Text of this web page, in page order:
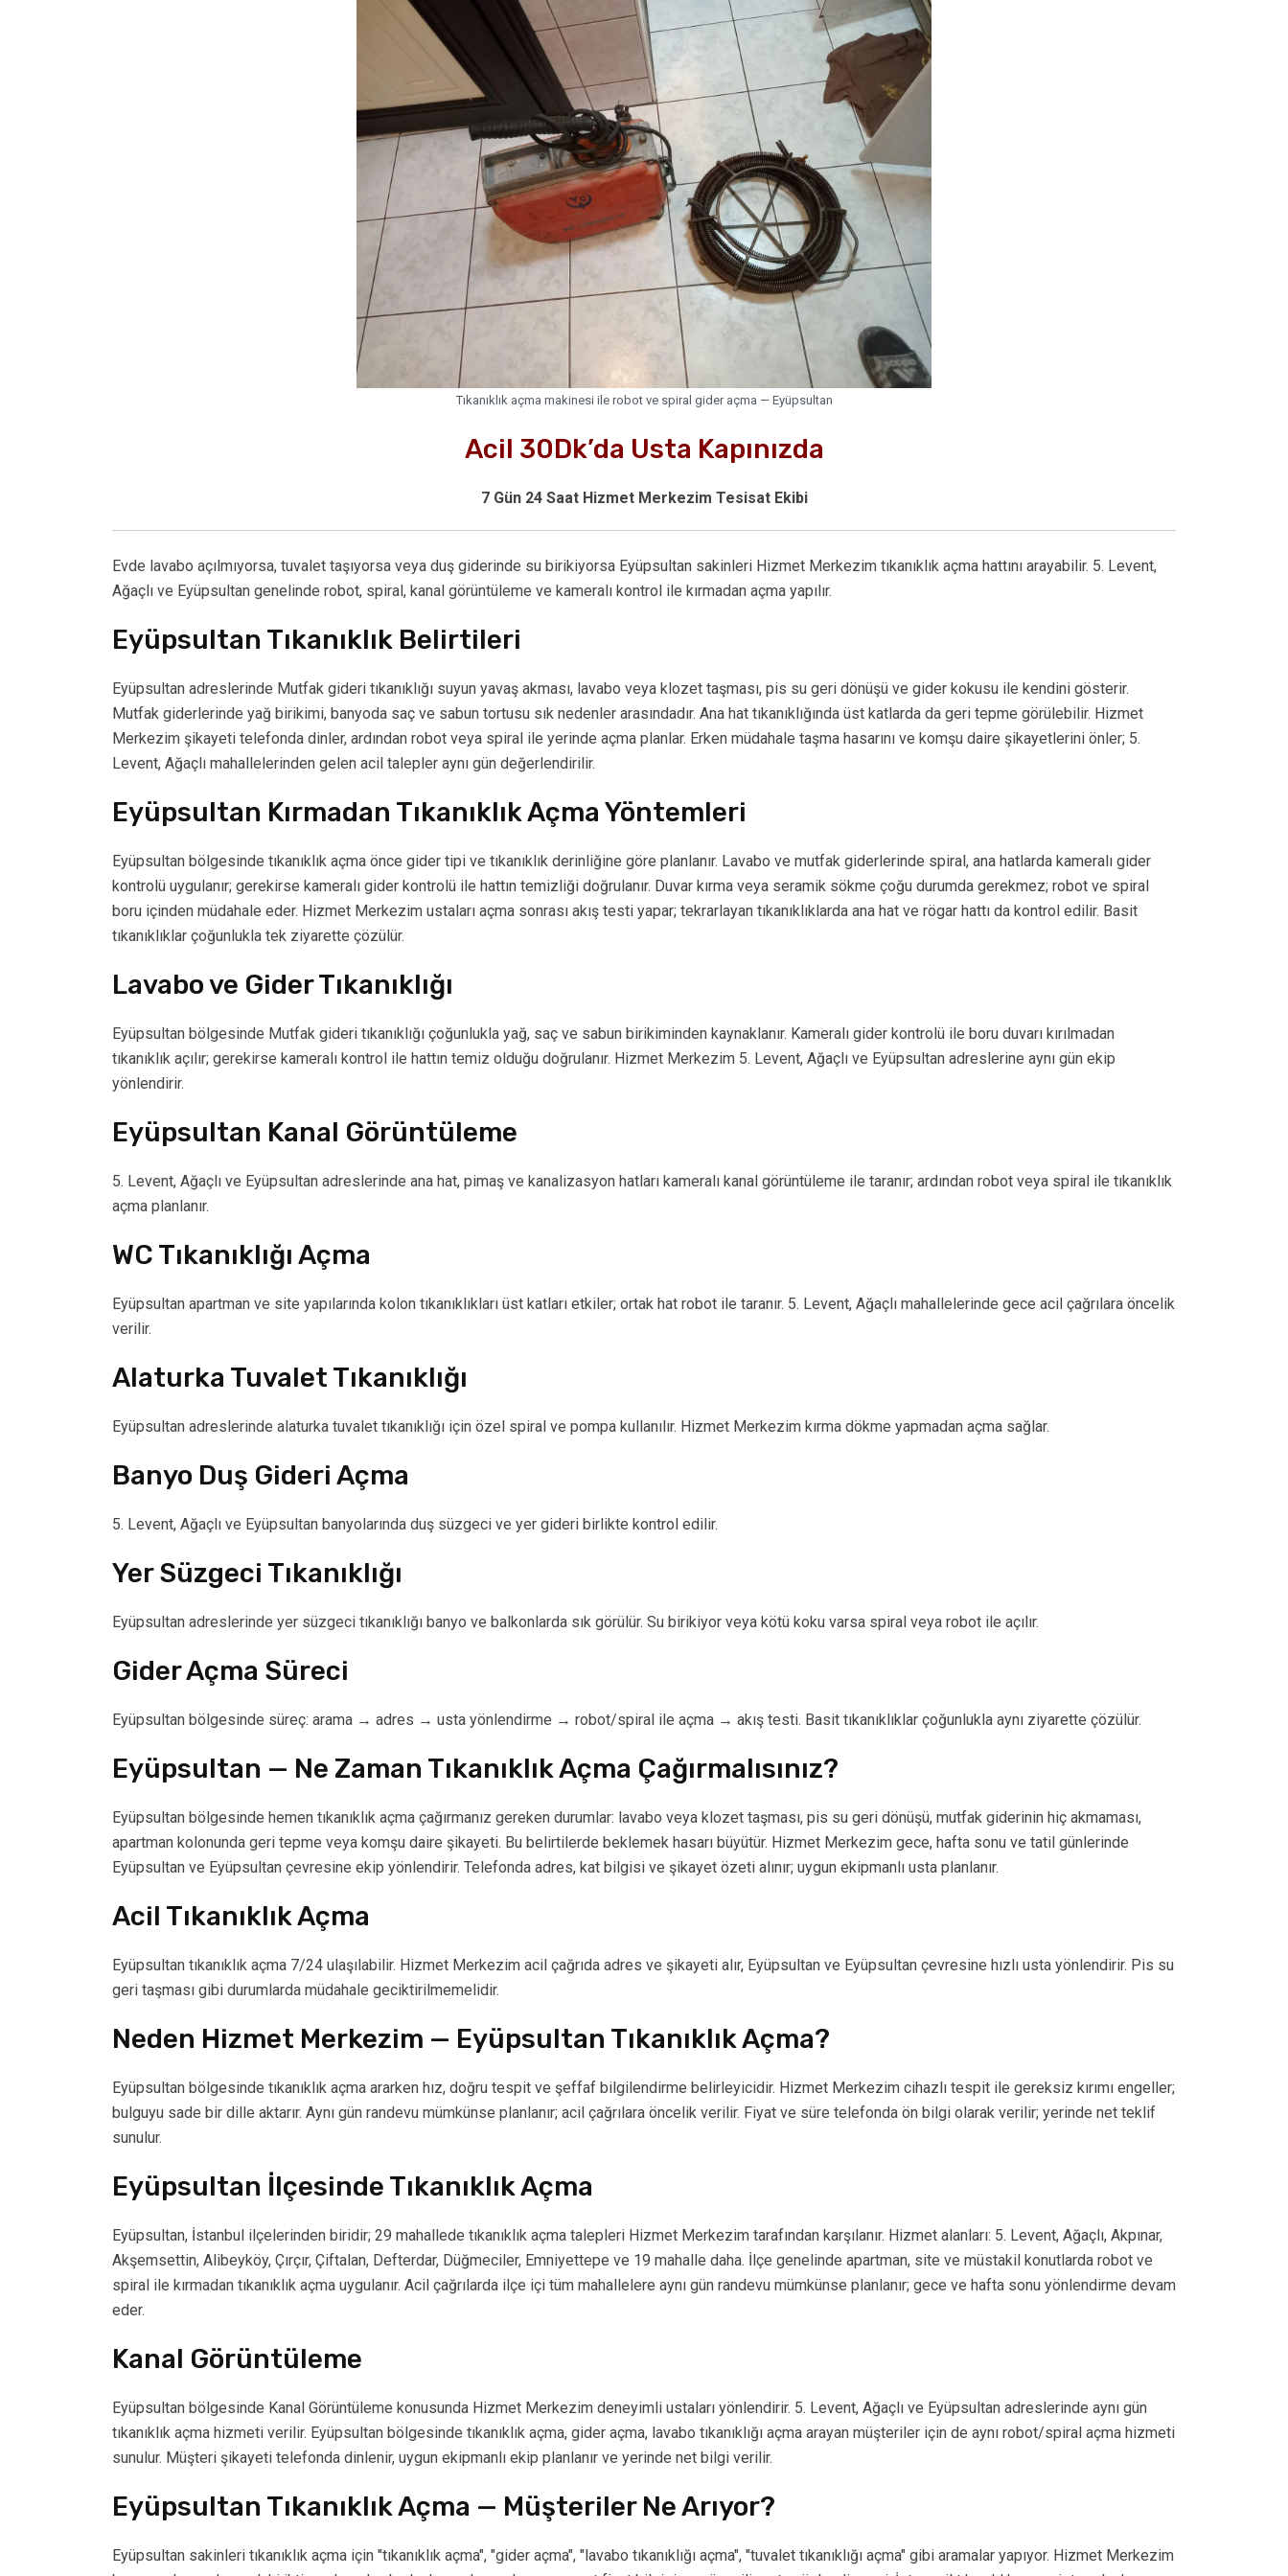
Tıkanıklık açma makinesi ile robot ve spiral gider açma — Eyüpsultan
Acil 30Dk’da Usta Kapınızda
7 Gün 24 Saat Hizmet Merkezim Tesisat Ekibi
Evde lavabo açılmıyorsa, tuvalet taşıyorsa veya duş giderinde su birikiyorsa Eyüpsultan sakinleri Hizmet Merkezim tıkanıklık açma hattını arayabilir. 5. Levent,
Ağaçlı ve Eyüpsultan genelinde robot, spiral, kanal görüntüleme ve kameralı kontrol ile kırmadan açma yapılır.
Eyüpsultan Tıkanıklık Belirtileri
Eyüpsultan adreslerinde Mutfak gideri tıkanıklığı suyun yavaş akması, lavabo veya klozet taşması, pis su geri dönüşü ve gider kokusu ile kendini gösterir.
Mutfak giderlerinde yağ birikimi, banyoda saç ve sabun tortusu sık nedenler arasındadır. Ana hat tıkanıklığında üst katlarda da geri tepme görülebilir. Hizmet
Merkezim şikayeti telefonda dinler, ardından robot veya spiral ile yerinde açma planlar. Erken müdahale taşma hasarını ve komşu daire şikayetlerini önler; 5.
Levent, Ağaçlı mahallelerinden gelen acil talepler aynı gün değerlendirilir.
Eyüpsultan Kırmadan Tıkanıklık Açma Yöntemleri
Eyüpsultan bölgesinde tıkanıklık açma önce gider tipi ve tıkanıklık derinliğine göre planlanır. Lavabo ve mutfak giderlerinde spiral, ana hatlarda kameralı gider
kontrolü uygulanır; gerekirse kameralı gider kontrolü ile hattın temizliği doğrulanır. Duvar kırma veya seramik sökme çoğu durumda gerekmez; robot ve spiral
boru içinden müdahale eder. Hizmet Merkezim ustaları açma sonrası akış testi yapar; tekrarlayan tıkanıklıklarda ana hat ve rögar hattı da kontrol edilir. Basit
tıkanıklıklar çoğunlukla tek ziyarette çözülür.
Lavabo ve Gider Tıkanıklığı
Eyüpsultan bölgesinde Mutfak gideri tıkanıklığı çoğunlukla yağ, saç ve sabun birikiminden kaynaklanır. Kameralı gider kontrolü ile boru duvarı kırılmadan
tıkanıklık açılır; gerekirse kameralı kontrol ile hattın temiz olduğu doğrulanır. Hizmet Merkezim 5. Levent, Ağaçlı ve Eyüpsultan adreslerine aynı gün ekip
yönlendirir.
Eyüpsultan Kanal Görüntüleme
5. Levent, Ağaçlı ve Eyüpsultan adreslerinde ana hat, pimaş ve kanalizasyon hatları kameralı kanal görüntüleme ile taranır; ardından robot veya spiral ile tıkanıklık
açma planlanır.
WC Tıkanıklığı Açma
Eyüpsultan apartman ve site yapılarında kolon tıkanıklıkları üst katları etkiler; ortak hat robot ile taranır. 5. Levent, Ağaçlı mahallelerinde gece acil çağrılara öncelik
verilir.
Alaturka Tuvalet Tıkanıklığı
Eyüpsultan adreslerinde alaturka tuvalet tıkanıklığı için özel spiral ve pompa kullanılır. Hizmet Merkezim kırma dökme yapmadan açma sağlar.
Banyo Duş Gideri Açma
5. Levent, Ağaçlı ve Eyüpsultan banyolarında duş süzgeci ve yer gideri birlikte kontrol edilir.
Yer Süzgeci Tıkanıklığı
Eyüpsultan adreslerinde yer süzgeci tıkanıklığı banyo ve balkonlarda sık görülür. Su birikiyor veya kötü koku varsa spiral veya robot ile açılır.
Gider Açma Süreci
Eyüpsultan bölgesinde süreç: arama → adres → usta yönlendirme → robot/spiral ile açma → akış testi. Basit tıkanıklıklar çoğunlukla aynı ziyarette çözülür.
Eyüpsultan — Ne Zaman Tıkanıklık Açma Çağırmalısınız?
Eyüpsultan bölgesinde hemen tıkanıklık açma çağırmanız gereken durumlar: lavabo veya klozet taşması, pis su geri dönüşü, mutfak giderinin hiç akmaması,
apartman kolonunda geri tepme veya komşu daire şikayeti. Bu belirtilerde beklemek hasarı büyütür. Hizmet Merkezim gece, hafta sonu ve tatil günlerinde
Eyüpsultan ve Eyüpsultan çevresine ekip yönlendirir. Telefonda adres, kat bilgisi ve şikayet özeti alınır; uygun ekipmanlı usta planlanır.
Acil Tıkanıklık Açma
Eyüpsultan tıkanıklık açma 7/24 ulaşılabilir. Hizmet Merkezim acil çağrıda adres ve şikayeti alır, Eyüpsultan ve Eyüpsultan çevresine hızlı usta yönlendirir. Pis su
geri taşması gibi durumlarda müdahale geciktirilmemelidir.
Neden Hizmet Merkezim — Eyüpsultan Tıkanıklık Açma?
Eyüpsultan bölgesinde tıkanıklık açma ararken hız, doğru tespit ve şeffaf bilgilendirme belirleyicidir. Hizmet Merkezim cihazlı tespit ile gereksiz kırımı engeller;
bulguyu sade bir dille aktarır. Aynı gün randevu mümkünse planlanır; acil çağrılara öncelik verilir. Fiyat ve süre telefonda ön bilgi olarak verilir; yerinde net teklif
sunulur.
Eyüpsultan İlçesinde Tıkanıklık Açma
Eyüpsultan, İstanbul ilçelerinden biridir; 29 mahallede tıkanıklık açma talepleri Hizmet Merkezim tarafından karşılanır. Hizmet alanları: 5. Levent, Ağaçlı, Akpınar,
Akşemsettin, Alibeyköy, Çırçır, Çiftalan, Defterdar, Düğmeciler, Emniyettepe ve 19 mahalle daha. İlçe genelinde apartman, site ve müstakil konutlarda robot ve
spiral ile kırmadan tıkanıklık açma uygulanır. Acil çağrılarda ilçe içi tüm mahallelere aynı gün randevu mümkünse planlanır; gece ve hafta sonu yönlendirme devam
eder.
Kanal Görüntüleme
Eyüpsultan bölgesinde Kanal Görüntüleme konusunda Hizmet Merkezim deneyimli ustaları yönlendirir. 5. Levent, Ağaçlı ve Eyüpsultan adreslerinde aynı gün
tıkanıklık açma hizmeti verilir. Eyüpsultan bölgesinde tıkanıklık açma, gider açma, lavabo tıkanıklığı açma arayan müşteriler için de aynı robot/spiral açma hizmeti
sunulur. Müşteri şikayeti telefonda dinlenir, uygun ekipmanlı ekip planlanır ve yerinde net bilgi verilir.
Eyüpsultan Tıkanıklık Açma — Müşteriler Ne Arıyor?
Eyüpsultan sakinleri tıkanıklık açma için "tıkanıklık açma", "gider açma", "lavabo tıkanıklığı açma", "tuvalet tıkanıklığı açma" gibi aramalar yapıyor. Hizmet Merkezim